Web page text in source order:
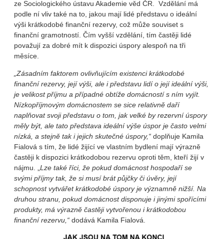
ze Sociologického ústavu Akademie věd ČR.
Vzdělání má
podle ní vliv také na to, jakou mají lidé představu o ideální
výši krátkodobé finanční rezervy, což může souviset s
finanční gramotností. Čím vyšší vzdělání, tím častěji lidé
považují za dobré mít k dispozici úspory alespoň na tři
měsíce.
„Zásadním faktorem ovlivňujícím existenci krátkodobé
finanční rezervy, její výši, ale i představu lidí o její ideální výši,
je velikost příjmu a případné obtíže domácností s ním vyjít.
Nízkopříjmovým domácnostem se sice relativně daří
naplňovat svoji představu o tom, jak velké by rezervní úspory
měly být, ale tato představa ideální výše úspor je často velmi
nízká, a stejně tak i jejich skutečné úspory,“ doplňuje Kamila
Fialová s tím, že lidé žijící ve vlastním bydlení mají výrazně
častěji k dispozici krátkodobou rezervu oproti těm, kteří žijí v
nájmu. „ Lze také říci, že pokud domácnost hospodaří se
svými příjmy tak, že si musí brát půjčky či úvěry, její
schopnost vytvářet krátkodobé úspory je významně nižší. Na
druhou stranu, pokud domácnost disponuje i jinými spořícími
produkty, má výrazně častěji vytvořenou i krátkodobou
finanční rezervu,“ dodává Kamila Fialová.